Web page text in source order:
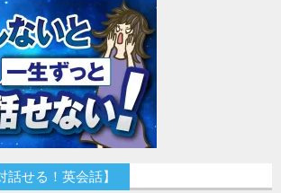
せる！英会話】